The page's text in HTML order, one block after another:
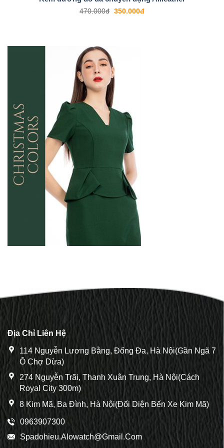
470.000đ 350.000đ
Địa Chỉ Liên Hệ
114 Nguyễn Lương Bằng, Đống Đa, Hà Nội(Gần Ngã 7
Ô Chợ Dừa)
274 Nguyễn Trãi, Thanh Xuân Trung, Hà Nội(Cách
Royal City 300m)
8 Kim Mã, Ba Đình, Hà Nội(Đối Diện Bến Xe Kim Mã)
0963907300
Spadohieu.alowatch@gmail.com